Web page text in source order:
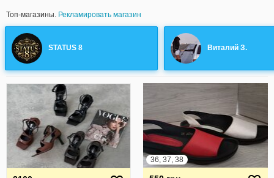
Топ-магазины. Рекламировать магазин
STATUS 8 Виталий З.
36, 37, 38